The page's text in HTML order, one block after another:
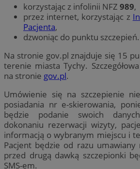
korzystając z infolinii NFZ 989,
przez internet, korzystając z
Pacjenta,
dzwoniąc do punktu szczepień.
Na stronie gov.pl znajduje się 15
terenie miasta Tychy.
na stronie gov.pl.
Umówienie się na szczepienie
posiadania nr e-skierowania,
będzie podanie swoich
dokonaniu rezerwacji wizyty,
informacją o wybranym miejscu i
Pacjent będzie od razu
przed drugą dawką szczepionki
SMS-em.